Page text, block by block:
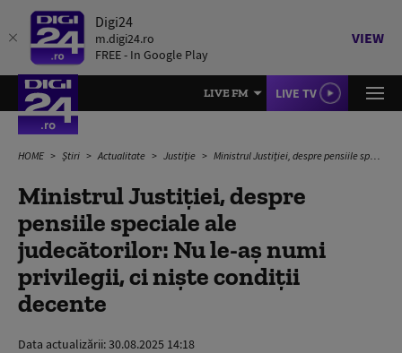
Digi24
m.digi24.ro
FREE - In Google Play
VIEW
LIVE FM LIVE TV
HOME Știri Actualitate Justiție Ministrul Justiției, despre pensiile speciale ale judecătorilor: Nu le-aș numi privilegii, ci niște condiții decente
Ministrul Justiției, despre
pensiile speciale ale
judecătorilor: Nu le-aș numi
privilegii, ci niște condiții
decente
Data actualizării:30.08.2025 14:18